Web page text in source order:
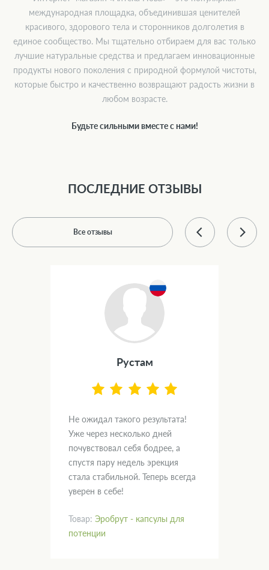
международная площадка, объединившая ценителей
красивого, здорового тела и сторонников долголетия в
единое сообщество. Мы тщательно отбираем для вас только
лучшие натуральные средства и предлагаем инновационные
продукты нового поколения с природной формулой чистоты,
которые быстро и качественно возвращают радость жизни в
любом возрасте.
Будьте сильными вместе с нами!
ПОСЛЕДНИЕ ОТЗЫВЫ
Все отзывы
Рустам
Не ожидал такого результата!
Уже через несколько дней
почувствовал себя бодрее, а
спустя пару недель эрекция
стала стабильной. Теперь всегда
уверен в себе!
Товар: Эробрут - капсулы для
потенции